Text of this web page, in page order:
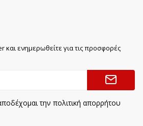
και ενημερωθείτε για τις προσφορές
την πολιτική απορρήτου